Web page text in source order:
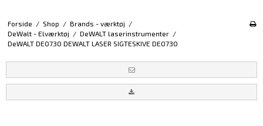
Forside / Shop / Brands - værktøj /
DeWalt - Elværktøj / DeWALT laserinstrumenter /
DeWALT DE0730 DEWALT LASER SIGTESKIVE DE0730